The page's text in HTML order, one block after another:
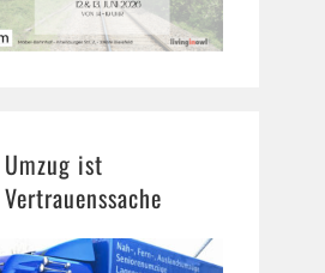
Umzug ist
Vertrauenssache